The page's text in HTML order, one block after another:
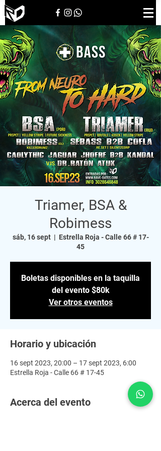
Triamer, BSA &
Robimess
sáb, 16 sept
  |
Estrella Roja - Calle 66 # 17-
45
Boletas disponibles en la taquilla
del evento $80k
Ver otros eventos
Horario y ubicación
16 sept 2023, 20:00 – 17 sept 2023, 6:00
Estrella Roja - Calle 66 # 17-45
Acerca del evento